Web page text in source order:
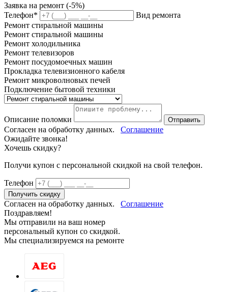
Заявка на ремонт (-5%)
Телефон*
Вид ремонта
Ремонт стиральной машины
Ремонт стиральной машины
Ремонт холодильника
Ремонт телевизоров
Ремонт посудомоечных машин
Прокладка телевизионного кабеля
Ремонт микроволновых печей
Подключение бытовой техники
Описание поломки Отправить
Согласен на обработку данных. Соглашение
Ожидайте звонка!
Хочешь скидку?
Получи купон c персональной скидкой на свой телефон.
Телефон
Получить скидку
Согласен на обработку данных. Соглашение
Поздравляем!
Мы отправили на ваш номер
персональный купон со скидкой.
Мы специализируемся на ремонте